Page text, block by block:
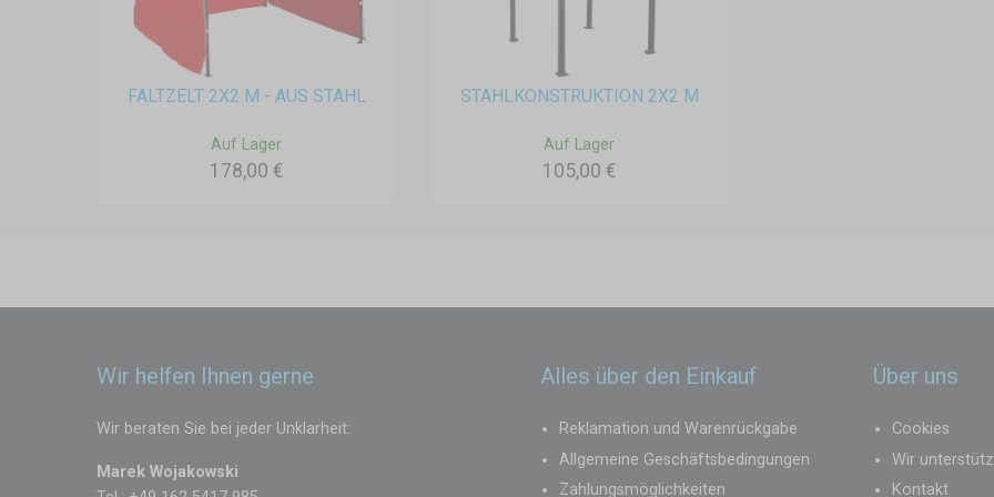
FALTZELT 2X2 M - AUS STAHL
Auf Lager
178,00 €
STAHLKONSTRUKTION 2X2 M
Auf Lager
105,00 €
Wir helfen Ihnen gerne
Wir beraten Sie bei jeder Unklarheit:
Marek Wojakowski
Alles über den Einkauf
Reklamation und Warenrückgabe
Allgemeine Geschäftsbedingungen
Zahlungsmöglichkeiten
Über uns
Cookies
Wir
Kontakt